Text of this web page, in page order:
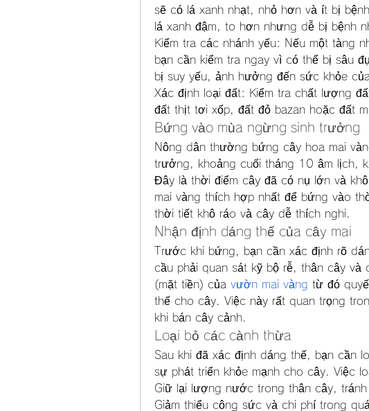
sẽ có lá xanh nhạt, nhỏ hơn và ít bị
lá xanh đậm, to hơn nhưng dễ bị bệnh
Kiểm tra các nhánh yếu: Nếu một tàng
bạn cần kiểm tra ngay vì có thể bị sâu
bị suy yếu, ảnh hưởng đến sức khỏe
Xác định loại đất: Kiểm tra chất lượng
đất thịt tơi xốp, đất đỏ bazan hoặc đất
Bứng vào mùa ngừng sinh trưởng
Nông dân thường bứng cây hoa mai
trưởng, khoảng cuối tháng 10 âm lịch,
Đây là thời điểm cây đã có nụ lớn và
mai vàng thích hợp nhất để bứng vào
thời tiết khô ráo và cây dễ thích nghi.
Nhận định dáng thế của cây mai
Trước khi bứng, bạn cần xác định rõ
cầu phải quan sát kỹ bộ rễ, thân cây và
(mặt tiền) của vườn mai vàng từ đó
thế cho cây. Việc này rất quan trọng
khi bán cây cảnh.
Loại bỏ các cành thừa
Sau khi đã xác định dáng thế, bạn cần
sự phát triển khỏe mạnh cho cây. Việc
Giữ lại lượng nước trong thân cây, tránh
Giảm thiểu công sức và chi phí trong